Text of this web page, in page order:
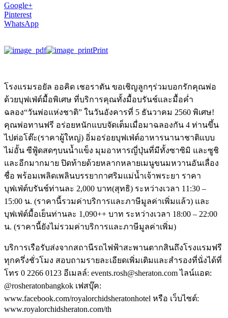
Google+
Pinterest
WhatsApp
Print
โรงแรมรอยัล ออคิด เชอราตัน ขอเชิญลูกๆร่วมบอกรักคุณพ่อ
ด้วยบุฟเฟ่ต์มื้อพิเศษ ที่บริการคุณทั้งมื้อบรันช์และมื้อค่ำ
ฉลอง“วันพ่อแห่งชาติ” ในวันอังคารที่ 5 ธันวาคม 2560 พิเศษ!
คุณพ่อทานฟรี อร่อยหนักแบบจัดเต็มเมื่อมาฉลองกัน 4 ท่านขึ้น
ไปต่อโต๊ะ(ราคาผู้ใหญ่) อิ่มอร่อยบุฟเฟ่ต์อาหารนานาชาติแบบ
ไม่อั้น ซีฟู้ดสดๆบนน้ำแข็ง มุมอาหารญี่ปุ่นที่มีทั้งซาซิมิ และซูชิ
และอีกมากมาย ปิดท้ายด้วยหลากหลายเมนูขนมหวานอันเลื่อง
ชื่อ พร้อมเพลิดเพลินบรรยากาศริมแม่น้ำเจ้าพระยา ราคา
บุฟเฟ่ต์บรันช์ท่านละ 2,000 บาท(สุทธิ) ระหว่างเวลา 11:30 –
15:00 น. (ราคานี้รวมค่าบริการและภาษีมูลค่าเพิ่มแล้ว) และ
บุฟเฟ่ต์มื้อเย็นท่านละ 1,090++ บาท ระหว่างเวลา 18:00 – 22:00
น. (ราคานี้ยังไม่รวมค่าบริการและภาษีมูลค่าเพิ่ม)
บริการเรือรับส่งจากสถานีรถไฟฟ้าสะพานตากสินถึงโรงแรมฟรี
ทุกครึ่งชั่วโมง สอบถามรายละเอียดเพิ่มเติมและสำรองที่นั่งได้ที่
โทร 0 2266 0123 อีเมลล์: events.rosh@sheraton.com ไลน์แอด:
@rosheratonbangkok เฟสบุ๊ค:
www.facebook.com/royalorchidsheratonhotel หรือ เว็บไซต์:
www.royalorchidsheraton.com/th